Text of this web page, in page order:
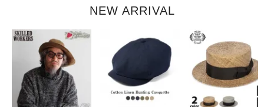
NEW ARRIVAL